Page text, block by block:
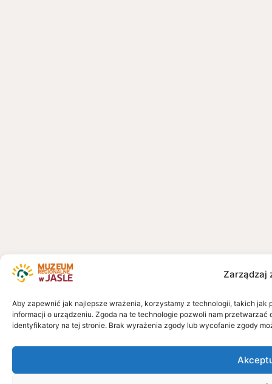
Zarządzaj
Aby zapewnić jak najlepsze wrażenia, korzystamy z technologii, takich
informacji o urządzeniu. Zgoda na te technologie pozwoli nam
identyfikatory na tej stronie. Brak wyrażenia zgody lub wycofanie zgody